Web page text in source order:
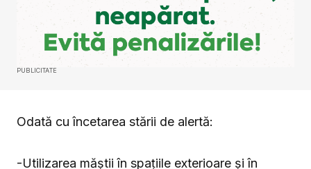
PUBLICITATE
Odată cu încetarea stării de alertă:
-Utilizarea măștii în spațiile exterioare și în